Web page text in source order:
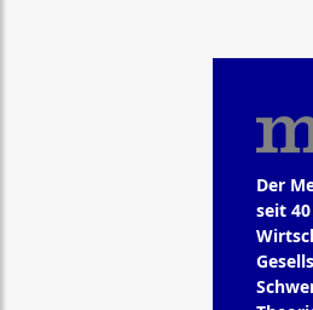
Der
seit